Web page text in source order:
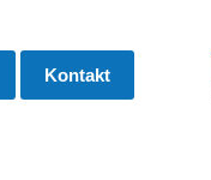
Kontakt